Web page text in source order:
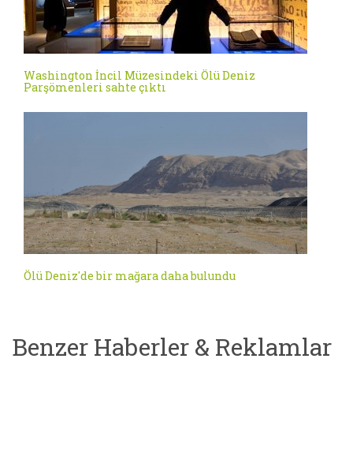
Washington İncil Müzesindeki Ölü Deniz
Parşömenleri sahte çıktı
Ölü Deniz'de bir mağara daha bulundu
Benzer Haberler & Reklamlar